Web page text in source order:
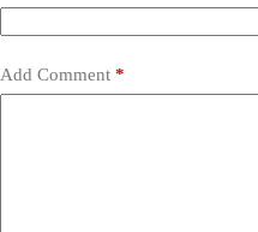
Add Comment *